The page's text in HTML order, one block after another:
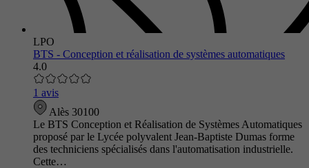
LPO
BTS - Conception et réalisation de systèmes automatiques
4.0
1 avis
Alès 30100
Le BTS Conception et Réalisation de Systèmes Automatiques
proposé par le Lycée polyvalent Jean-Baptiste Dumas forme
des techniciens spécialisés dans l'automatisation industrielle.
Cette…